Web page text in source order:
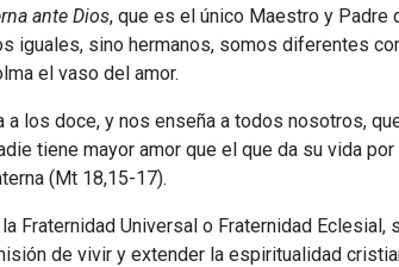
ante Dios, que es el único Maestro y
iguales, sino hermanos, somos diferentes
el vaso del amor.
los doce, y nos enseña a todos nosotros,
tiene mayor amor que el que da su vida
(Mt 18,15-17).
Fraternidad Universal o Fraternidad
de vivir y extender la espiritualidad